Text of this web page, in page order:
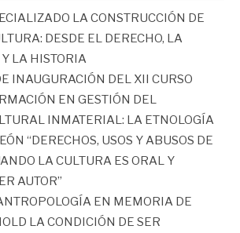
LA CONSTRUCCIÓN DE
DESDE EL DERECHO, LA
LA HISTORIA
INAUGURACIÓN DEL XII CURSO
EN GESTIÓN DEL
INMATERIAL: LA ETNOLOGÍA
“DERECHOS, USOS Y ABUSOS DE
LA CULTURA ES ORAL Y
AUTOR”
EN MEMORIA DE
LA CONDICIÓN DE SER